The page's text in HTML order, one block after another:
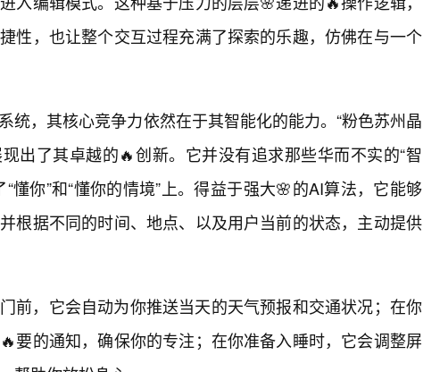
性，也让整个交互过程充满了探索的乐趣，仿佛在与一个
统，其核心竞争力依然在于其智能化的能力。“粉色苏州晶
出了其卓越的🔥创新。它并没有追求那些华而不实的“智
懂你”和“懂你的情境”上。得益于强大🌸的AI算法，它能够
根据不同的时间、地点、以及用户当前的状态，主动提供
前，它会自动为你推送当天的天气预报和交通状况；在你
要的通知，确保你的专注；在你准备入睡时，它会调整屏